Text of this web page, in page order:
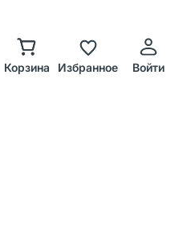
Корзина Избранное Войти